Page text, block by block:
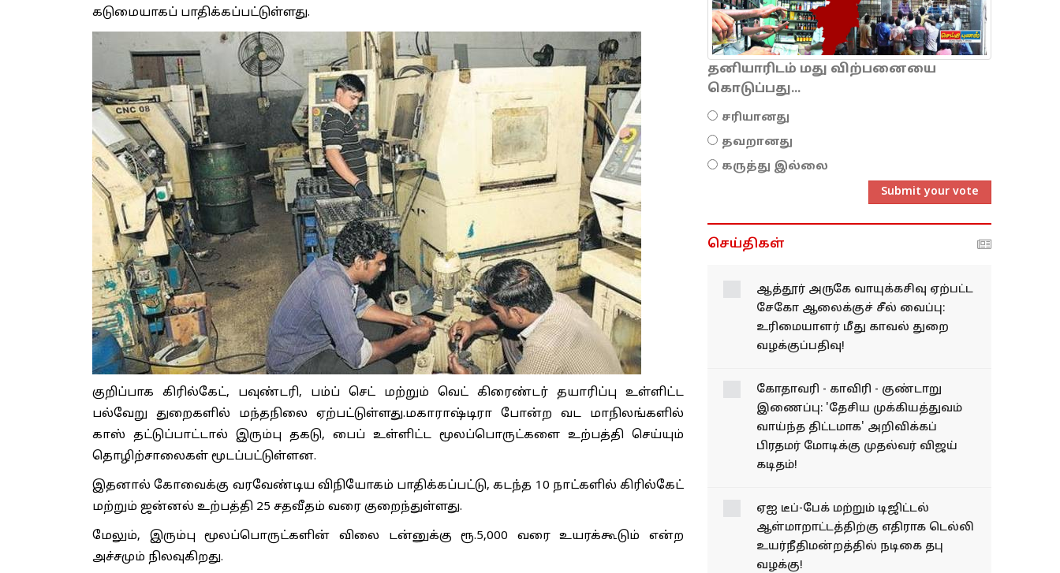
கடுமையாகப் பாதிக்கப்பட்டுள்ளது.
குறிப்பாக கிரில்கேட், பவுண்டரி, பம்ப் செட் மற்றும் வெட் கிரைண்டர் தயாரிப்பு உள்ளிட்ட
பல்வேறு துறைகளில் மந்தநிலை ஏற்பட்டுள்ளது.மகாராஷ்டிரா போன்ற வட மாநிலங்களில்
காஸ் தட்டுப்பாட்டால் இரும்பு தகடு, பைப் உள்ளிட்ட மூலப்பொருட்களை உற்பத்தி செய்யும்
தொழிற்சாலைகள் மூடப்பட்டுள்ளன.
இதனால் கோவைக்கு வரவேண்டிய விநியோகம் பாதிக்கப்பட்டு, கடந்த 10 நாட்களில் கிரில்கேட்
மற்றும் ஜன்னல் உற்பத்தி 25 சதவீதம் வரை குறைந்துள்ளது.
மேலும், இரும்பு மூலப்பொருட்களின் விலை டன்னுக்கு ரூ.5,000 வரை உயரக்கூடும் என்ற
அச்சமும் நிலவுகிறது.
தனியாரிடம் மது விற்பனையை
கொடுப்பது...
சரியானது
தவறானது
கருத்து இல்லை
Submit your vote
செய்திகள்
ஆத்தூர் அருகே வாயுக்கசிவு ஏற்பட்ட
சேகோ ஆலைக்குச் சீல் வைப்பு:
உரிமையாளர் மீது காவல் துறை
வழக்குப்பதிவு!
கோதாவரி - காவிரி - குண்டாறு
இணைப்பு: 'தேசிய முக்கியத்துவம்
வாய்ந்த திட்டமாக' அறிவிக்கப்
பிரதமர் மோடிக்கு முதல்வர் விஜய்
கடிதம்!
ஏஐ டீப்-பேக் மற்றும் டிஜிட்டல்
ஆள்மாறாட்டத்திற்கு எதிராக டெல்லி
உயர்நீதிமன்றத்தில் நடிகை தபு
வழக்கு!